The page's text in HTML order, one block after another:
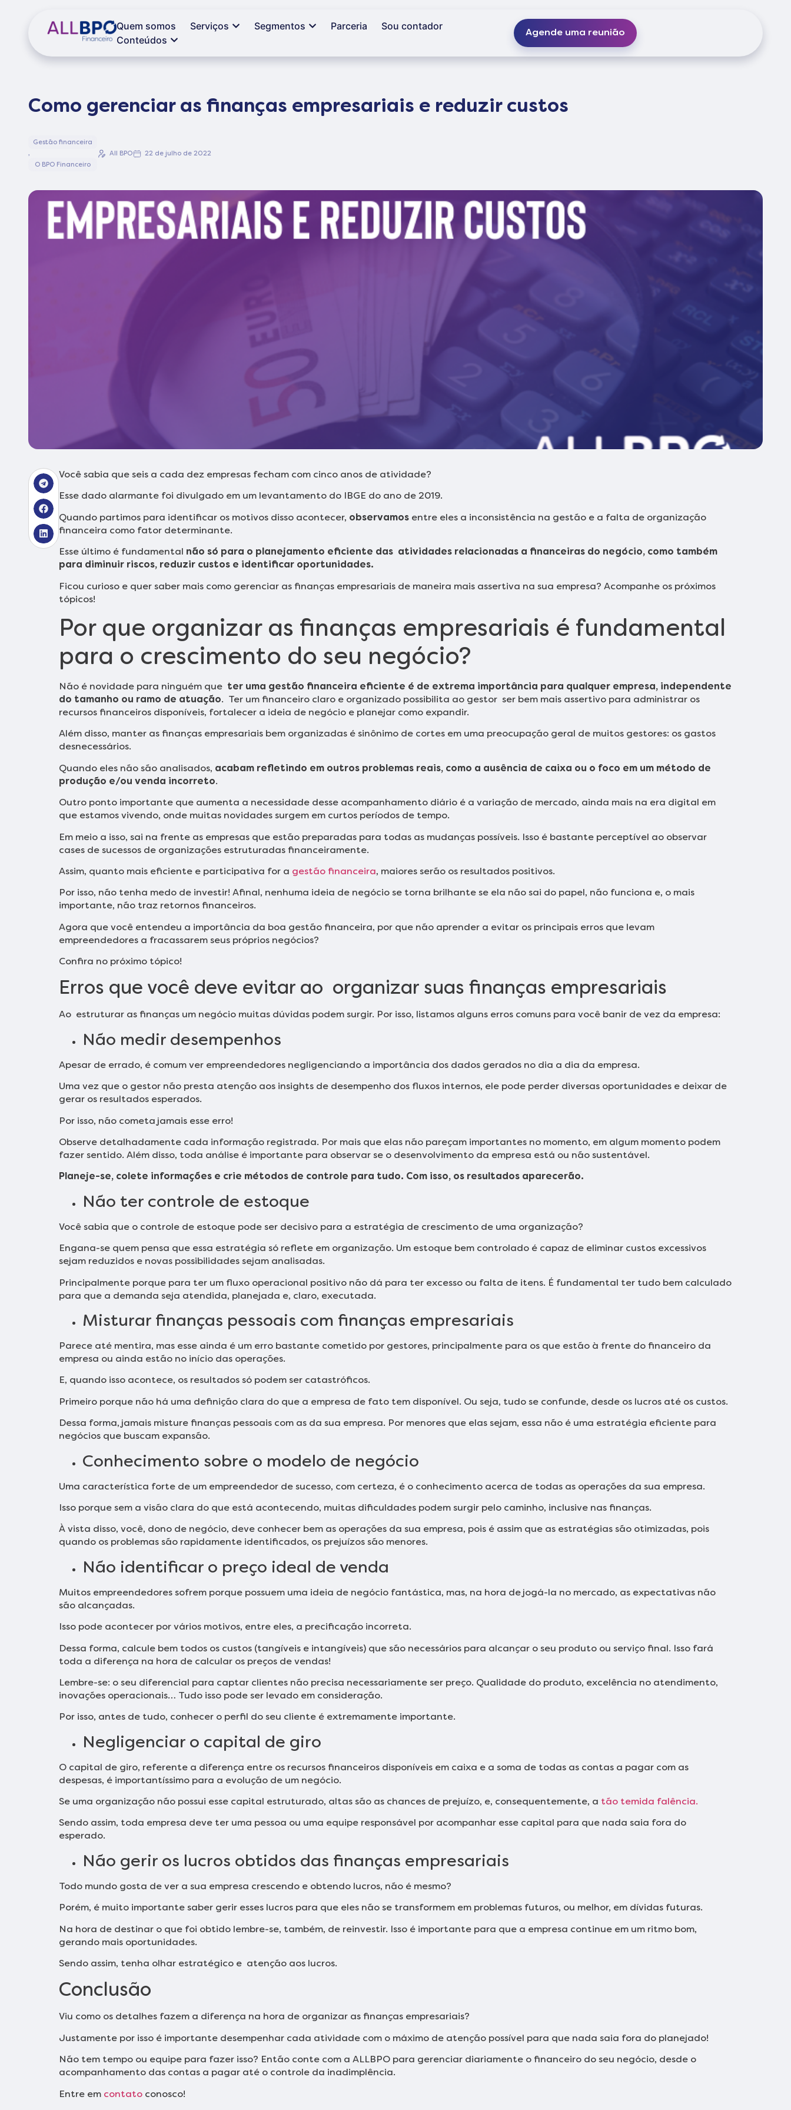
Quem somos Serviços Segmentos Parceria
Sou contador
Conteúdos
Agende uma reunião
Como gerenciar as finanças empresariais e reduzir custos
Gestão financeira
,
O BPO Financeiro
All BPO 22 de julho de 2022
Você sabia que seis a cada dez empresas fecham com cinco anos de atividade?
Esse dado alarmante foi divulgado em um levantamento do IBGE do ano de 2019.
Quando partimos para identificar os motivos disso acontecer, observamosentre eles a inconsistência na gestão e a falta de organização
financeira como fator determinante.
Esse último é fundamental não só para o planejamento eficiente das atividades relacionadas a financeiras do negócio, como também
para diminuir riscos, reduzir custos e identificar oportunidades.
Ficou curioso e quer saber mais como gerenciar as finanças empresariais de maneira mais assertiva na sua empresa? Acompanhe os próximos
tópicos!
Por que organizar as finanças empresariais é fundamental
para o crescimento do seu negócio?
Não é novidade para ninguém que ter uma gestão financeira eficiente é de extrema importância para qualquer empresa, independente
do tamanho ou ramo de atuação. Ter um financeiro claro e organizado possibilita ao gestor ser bem mais assertivo para administrar os
recursos financeiros disponíveis, fortalecer a ideia de negócio e planejar como expandir.
Além disso, manter as finanças empresariais bem organizadas é sinônimo de cortes em uma preocupação geral de muitos gestores: os gastos
desnecessários.
Quando eles não são analisados, acabam refletindo em outros problemas reais, como a ausência de caixa ou o foco em um método de
produção e/ou venda incorreto.
Outro ponto importante que aumenta a necessidade desse acompanhamento diário é a variação de mercado, ainda mais na era digital em
que estamos vivendo, onde muitas novidades surgem em curtos períodos de tempo.
Em meio a isso, sai na frente as empresas que estão preparadas para todas as mudanças possíveis. Isso é bastante perceptível ao observar
cases de sucessos de organizações estruturadas financeiramente.
Assim, quanto mais eficiente e participativa for a gestão financeira, maiores serão os resultados positivos.
Por isso, não tenha medo de investir! Afinal, nenhuma ideia de negócio se torna brilhante se ela não sai do papel, não funciona e, o mais
importante, não traz retornos financeiros.
Agora que você entendeu a importância da boa gestão financeira, por que não aprender a evitar os principais erros que levam
empreendedores a fracassarem seus próprios negócios?
Confira no próximo tópico!
Erros que você deve evitar ao organizar suas finanças empresariais
Ao estruturar as finanças um negócio muitas dúvidas podem surgir. Por isso, listamos alguns erros comuns para você banir de vez da empresa:
Não medir desempenhos
Apesar de errado, é comum ver empreendedores negligenciando a importância dos dados gerados no dia a dia da empresa.
Uma vez que o gestor não presta atenção aos insights de desempenho dos fluxos internos, ele pode perder diversas oportunidades e deixar de
gerar os resultados esperados.
Por isso, não cometa jamais esse erro!
Observe detalhadamente cada informação registrada. Por mais que elas não pareçam importantes no momento, em algum momento podem
fazer sentido. Além disso, toda análise é importante para observar se o desenvolvimento da empresa está ou não sustentável.
Planeje-se, colete informações e crie métodos de controle para tudo. Com isso, os resultados aparecerão.
Não ter controle de estoque
Você sabia que o controle de estoque pode ser decisivo para a estratégia de crescimento de uma organização?
Engana-se quem pensa que essa estratégia só reflete em organização. Um estoque bem controlado é capaz de eliminar custos excessivos
sejam reduzidos e novas possibilidades sejam analisadas.
Principalmente porque para ter um fluxo operacional positivo não dá para ter excesso ou falta de itens. É fundamental ter tudo bem calculado
para que a demanda seja atendida, planejada e, claro, executada.
Misturar finanças pessoais com finanças empresariais
Parece até mentira, mas esse ainda é um erro bastante cometido por gestores, principalmente para os que estão à frente do financeiro da
empresa ou ainda estão no início das operações.
E, quando isso acontece, os resultados só podem ser catastróficos.
Primeiro porque não há uma definição clara do que a empresa de fato tem disponível. Ou seja, tudo se confunde, desde os lucros até os custos.
Dessa forma, jamais misture finanças pessoais com as da sua empresa. Por menores que elas sejam, essa não é uma estratégia eficiente para
negócios que buscam expansão.
Conhecimento sobre o modelo de negócio
Uma característica forte de um empreendedor de sucesso, com certeza, é o conhecimento acerca de todas as operações da sua empresa.
Isso porque sem a visão clara do que está acontecendo, muitas dificuldades podem surgir pelo caminho, inclusive nas finanças.
À vista disso, você, dono de negócio, deve conhecer bem as operações da sua empresa, pois é assim que as estratégias são otimizadas, pois
quando os problemas são rapidamente identificados, os prejuízos são menores.
Não identificar o preço ideal de venda
Muitos empreendedores sofrem porque possuem uma ideia de negócio fantástica, mas, na hora de jogá-la no mercado, as expectativas não
são alcançadas.
Isso pode acontecer por vários motivos, entre eles, a precificação incorreta.
Dessa forma, calcule bem todos os custos (tangíveis e intangíveis) que são necessários para alcançar o seu produto ou serviço final. Isso fará
toda a diferença na hora de calcular os preços de vendas!
Lembre-se: o seu diferencial para captar clientes não precisa necessariamente ser preço. Qualidade do produto, excelência no atendimento,
inovações operacionais… Tudo isso pode ser levado em consideração.
Por isso, antes de tudo, conhecer o perfil do seu cliente é extremamente importante.
Negligenciar o capital de giro
O capital de giro, referente a diferença entre os recursos financeiros disponíveis em caixa e a soma de todas as contas a pagar com as
despesas, é importantíssimo para a evolução de um negócio.
Se uma organização não possui esse capital estruturado, altas são as chances de prejuízo, e, consequentemente, a tão temida falência.
Sendo assim, toda empresa deve ter uma pessoa ou uma equipe responsável por acompanhar esse capital para que nada saia fora do
esperado.
Não gerir os lucros obtidos das finanças empresariais
Todo mundo gosta de ver a sua empresa crescendo e obtendo lucros, não é mesmo?
Porém, é muito importante saber gerir esses lucros para que eles não se transformem em problemas futuros, ou melhor, em dívidas futuras.
Na hora de destinar o que foi obtido lembre-se, também, de reinvestir. Isso é importante para que a empresa continue em um ritmo bom,
gerando mais oportunidades.
Sendo assim, tenha olhar estratégico e atenção aos lucros.
Conclusão
Viu como os detalhes fazem a diferença na hora de organizar as finanças empresariais?
Justamente por isso é importante desempenhar cada atividade com o máximo de atenção possível para que nada saia fora do planejado!
Não tem tempo ou equipe para fazer isso? Então conte com a ALLBPO para gerenciar diariamente o financeiro do seu negócio, desde o
acompanhamento das contas a pagar até o controle da inadimplência.
Entre em contato conosco!